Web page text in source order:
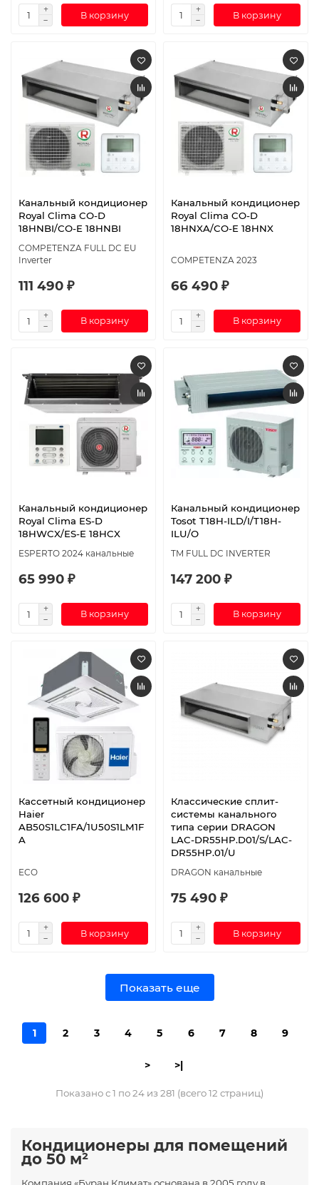
В корзину В корзину
Канальный кондиционер
Royal Clima CO-D
18HNBI/CO-E 18HNBI
COMPETENZA FULL DC EU
Inverter
111 490 ₽
В корзину
Канальный кондиционер
Royal Clima CO-D
18HNXA/CO-E 18HNX
COMPETENZA 2023
66 490 ₽
В корзину
Канальный кондиционер
Royal Clima ES-D
18HWCX/ES-E 18HCX
ESPERTO 2024 канальные
65 990 ₽
В корзину
Канальный кондиционер
Tosot T18H-ILD/I/T18H-
ILU/O
TM FULL DC INVERTER
147 200 ₽
В корзину
Кассетный кондиционер
Haier
AB50S1LC1FA/1U50S1LM1F
A
ECO
126 600 ₽
В корзину
Классические сплит-
системы канального
типа серии DRAGON
LAC-DR55HP.D01/S/LAC-
DR55HP.01/U
DRAGON канальные
75 490 ₽
В корзину
Показать еще
1 2 3 4 5 6 7 8 9
> >|
Показано с 1 по 24 из 281 (всего 12 страниц)
Кондиционеры для помещений
до 50 м²